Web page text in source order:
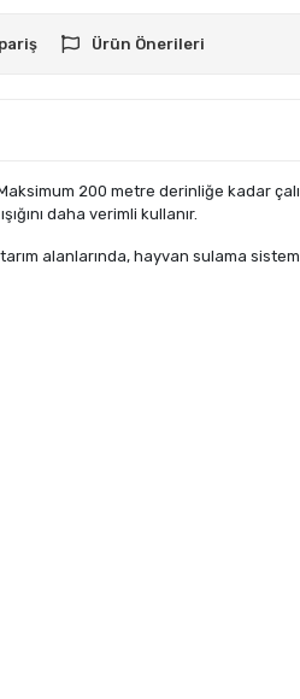
Ürün Önerileri
Maksimum 200 metre derinliğe kadar
daha verimli kullanır.
alanlarında, hayvan sulama